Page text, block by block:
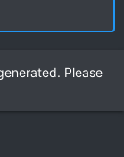
Please